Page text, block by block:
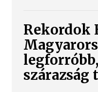
Rekordok
szárazság